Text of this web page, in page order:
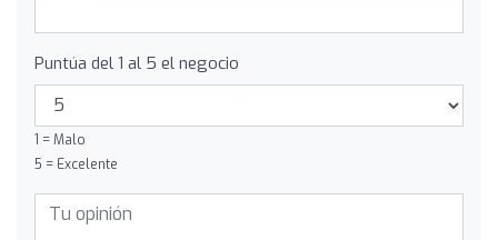
Puntúa del 1 al 5 el negocio
1 = Malo
5 = Excelente